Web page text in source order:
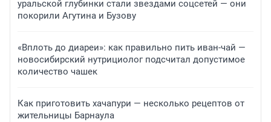
уральской глубинки стали звездами соцсетей — они
покорили Агутина и Бузову
«Вплоть до диареи»: как правильно пить иван-чай —
новосибирский нутрициолог подсчитал допустимое
количество чашек
Как приготовить хачапури — несколько рецептов от
жительницы Барнаула